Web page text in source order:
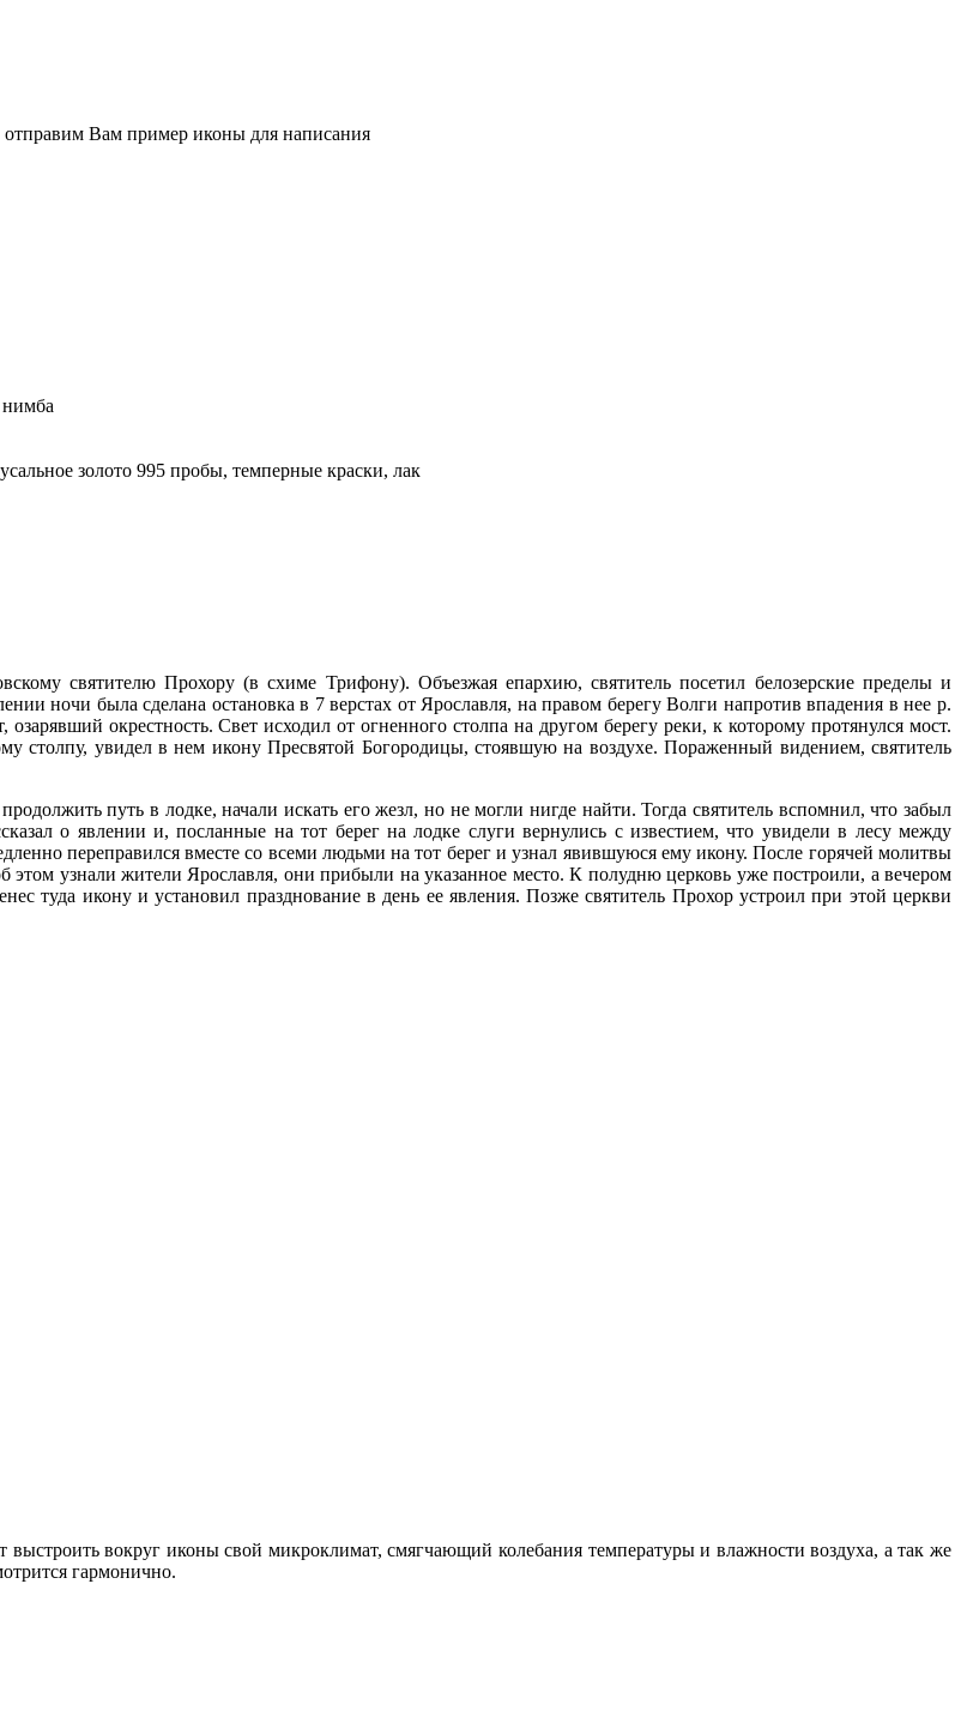
Вам пример иконы для написания
нимба
золото 995 пробы, темперные краски, лак
святителю Прохору (в схиме Трифону). Объезжая епархию, святитель посетил белозерские пределы и
ночи была сделана остановка в 7 верстах от Ярославля, на правом берегу Волги напротив впадения в нее р.
окрестность. Свет исходил от огненного столпа на другом берегу реки, к которому протянулся мост.
столпу, увидел в нем икону Пресвятой Богородицы, стоявшую на воздухе. Пораженный видением, святитель
путь в лодке, начали искать его жезл, но не могли нигде найти. Тогда святитель вспомнил, что забыл
о явлении и, посланные на тот берег на лодке слуги вернулись с известием, что увидели в лесу между
переправился вместе со всеми людьми на тот берег и узнал явившуюся ему икону. После горячей молитвы
этом узнали жители Ярославля, они прибыли на указанное место. К полудню церковь уже построили, а вечером
туда икону и установил празднование в день ее явления. Позже святитель Прохор устроил при этой церкви
вокруг иконы свой микроклимат, смягчающий колебания температуры и влажности воздуха, а так же
гармонично.